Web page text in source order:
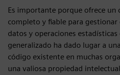
Es importante porque ofrece
completo y fiable para
datos y operaciones estadísticas
generalizado ha dado lugar a
código existente en muchas
una valiosa propiedad